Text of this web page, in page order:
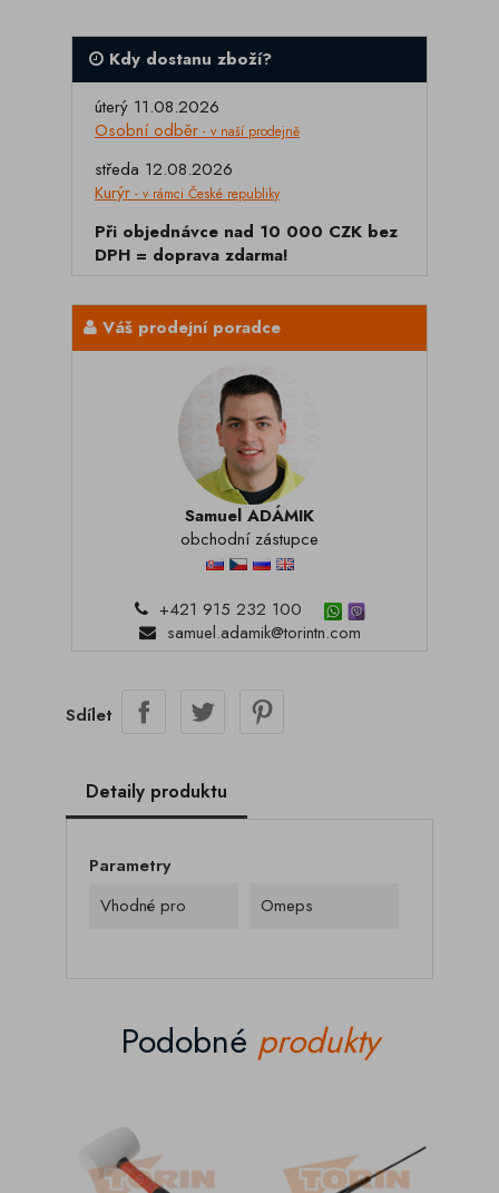
Kdy dostanu zboží?
úterý 11.08.2026
Osobní odběr - v naší prodejně
středa 12.08.2026
Kurýr - v rámci České republiky
Při objednávce nad 10 000 CZK bez
DPH = doprava zdarma!
Váš prodejní poradce
Samuel ADÁMIK
obchodní zástupce
+421 915 232 100
samuel.adamik@torintn.com
Sdílet
Detaily produktu
Parametry
Vhodné pro
Omeps
Podobné produkty